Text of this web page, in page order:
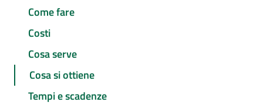
Come fare
Costi
Cosa serve
Cosa si ottiene
Tempi e scadenze